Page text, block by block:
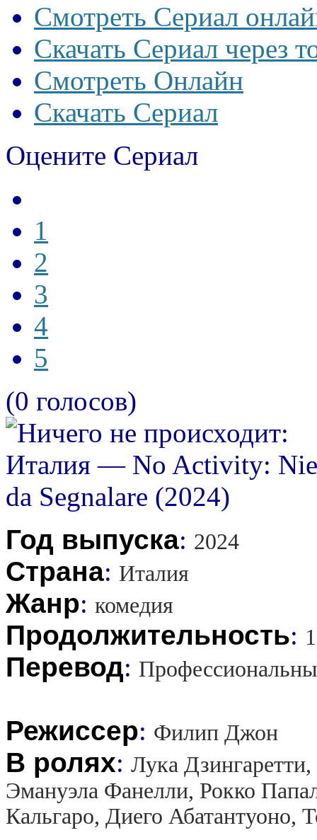
Смотреть Сериал
Скачать Сериал через
Смотреть Онлайн
Скачать Сериал
Оцените Сериал
1
2
3
4
5
(0 голосов)
Год выпуска: 2024
Страна: Италия
Жанр: комедия
Продолжительность:
Перевод:
Режиссер: Филип Джон
В ролях: Лука
Эмануэла Фанелли, Рокко
Кальгаро, Диего Абатантуоно,